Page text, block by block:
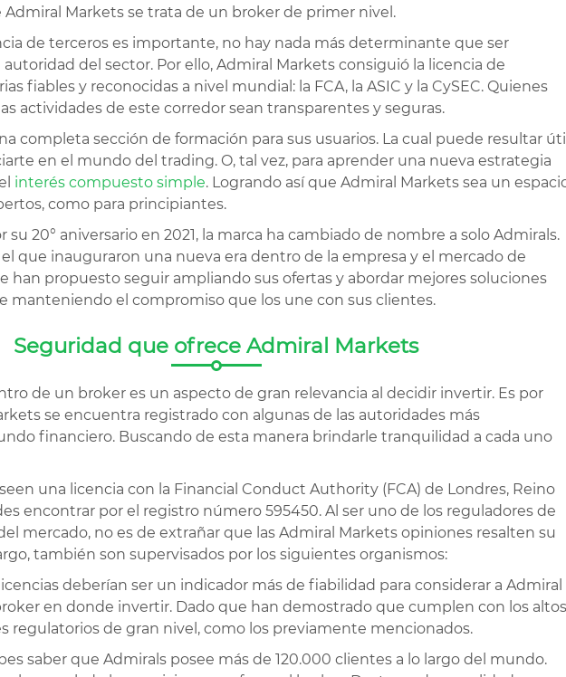
Admiral Markets se trata de un broker de primer nivel.
de terceros es importante, no hay nada más determinante que ser
del sector. Por ello, Admiral Markets consiguió la licencia de
fiables y reconocidas a nivel mundial: la FCA, la ASIC y la CySEC. Quienes
actividades de este corredor sean transparentes y seguras.
completa sección de formación para sus usuarios. La cual puede resultar
en el mundo del trading. O, tal vez, para aprender una nueva estrategia
interés compuesto simple. Logrando así que Admiral Markets sea un
como para principiantes.
20° aniversario en 2021, la marca ha cambiado de nombre a solo Admirals.
que inauguraron una nueva era dentro de la empresa y el mercado de
han propuesto seguir ampliando sus ofertas y abordar mejores soluciones
manteniendo el compromiso que los une con sus clientes.
Seguridad que ofrece Admiral Markets
de un broker es un aspecto de gran relevancia al decidir invertir. Es por
se encuentra registrado con algunas de las autoridades más
financiero. Buscando de esta manera brindarle tranquilidad a cada uno
una licencia con la Financial Conduct Authority (FCA) de Londres, Reino
encontrar por el registro número 595450. Al ser uno de los reguladores de
mercado, no es de extrañar que las Admiral Markets opiniones resalten su
también son supervisados por los siguientes organismos:
deberían ser un indicador más de fiabilidad para considerar a Admiral
en donde invertir. Dado que han demostrado que cumplen con los altos
regulatorios de gran nivel, como los previamente mencionados.
saber que Admirals posee más de 120.000 clientes a lo largo del mundo.